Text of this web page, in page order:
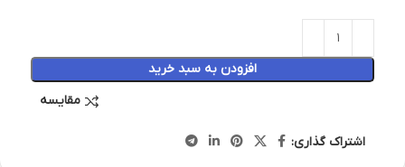
افزودن به سبد خرید
مقایسه
اشتراک گذاری: